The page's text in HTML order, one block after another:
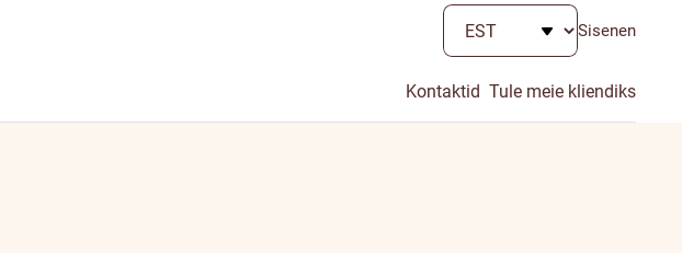
Sisenen
Kontaktid Tule meie kliendiks